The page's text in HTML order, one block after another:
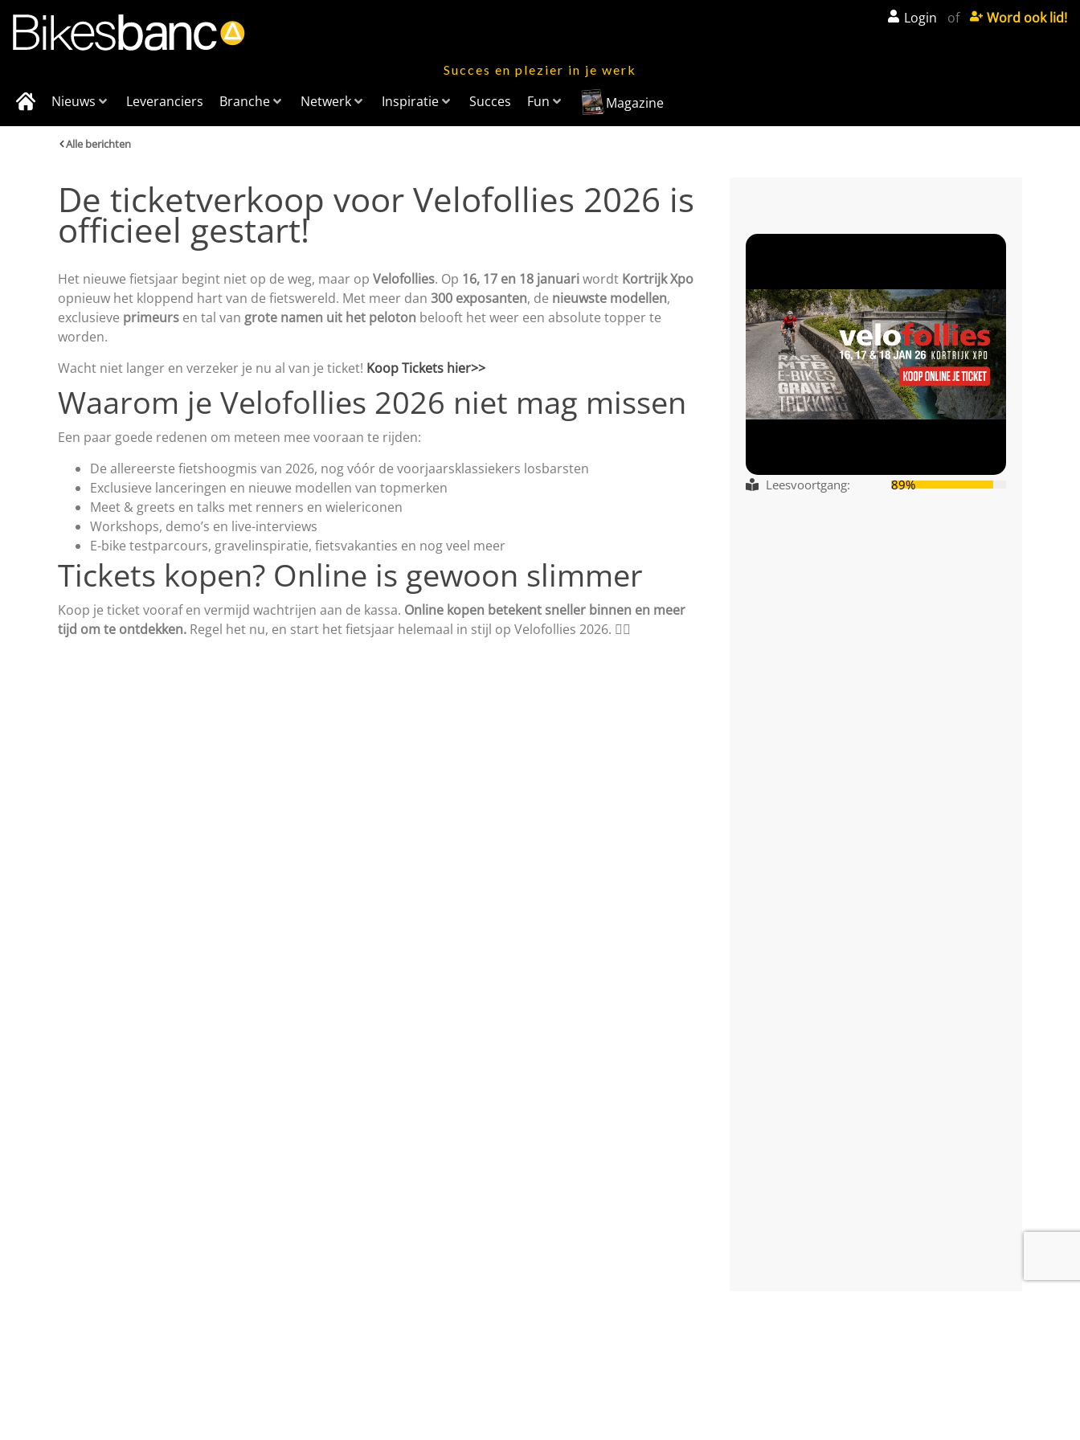
Login of Word ook lid!
Succes en plezier in je werk
Nieuws Leveranciers Branche Netwerk Inspiratie Succes Fun Magazine
Alle berichten
De ticketverkoop voor Velofollies 2026 is
officieel gestart!
Het nieuwe fietsjaar begint niet op de weg, maar op Velofollies. Op 16, 17 en 18 januariwordt Kortrijk Xpo
opnieuw het kloppend hart van de fietswereld. Met meer dan 300 exposanten, de nieuwste modellen,
exclusieve primeurs en tal van grote namen uit het peloton belooft het weer een absolute topper te
worden.
Wacht niet langer en verzeker je nu al van je ticket! Koop Tickets hier>>
Waarom je Velofollies 2026 niet mag missen
Een paar goede redenen om meteen mee vooraan te rijden:
De allereerste fietshoogmis van 2026, nog vóór de voorjaarsklassiekers losbarsten
Exclusieve lanceringen en nieuwe modellen van topmerken
Meet & greets en talks met renners en wielericonen
Workshops, demo’s en live-interviews
E-bike testparcours, gravelinspiratie, fietsvakanties en nog veel meer
Tickets kopen? Online is gewoon slimmer
Koop je ticket vooraf en vermijd wachtrijen aan de kassa. Online kopen betekent sneller binnen en meer
tijd om te ontdekken. Regel het nu, en start het fietsjaar helemaal in stijl op Velofollies 2026. 🚴‍♂️
Leesvoortgang: 89%